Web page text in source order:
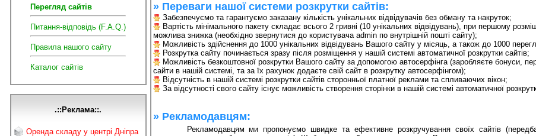
Перегляд сайтів
Питання-відповідь (F.A.Q.)
Правила нашого сайту
Каталог сайтів
.::Реклама::.
Оренда складу у центрі Дніпра
» Переваги нашої системи розкрутки сайтів:
Забезпечуємо та гарантуємо заказану кількість унікальних відвідувачів без обману та накруток;
Вартість мінімального пакету складає всього 2 гривні (10 унікальних відвідувань), при першому
можлива знижка (необхідно звернутися до користувача admin по внутрішній пошті сайту);
Можливість здійснення до 1000 унікальних відвідувань Вашого сайту у місяць, а також до 1000
Розкрутка сайту починається зразу після розміщення у нашій системі автоматичної розкрутки сайтів;
Можливість безкоштовної розкрутки Вашого сайту за допомогою автосерфінга (заробляєте бонуси,
сайти в нашій системі, та за їх рахунок додаєте свій сайт в розкрутку автосерфінгом);
Відсутність в нашій системі розкрутки сайтів сторонньої платної реклами та спливаючих вікон;
За відсутності свого сайту існує можливість створення сторінки в нашій системі автоматичної
» Рекламодавцям:
Рекламодавцям ми пропонуємо швидке та ефективне розкручування своїх сайтів